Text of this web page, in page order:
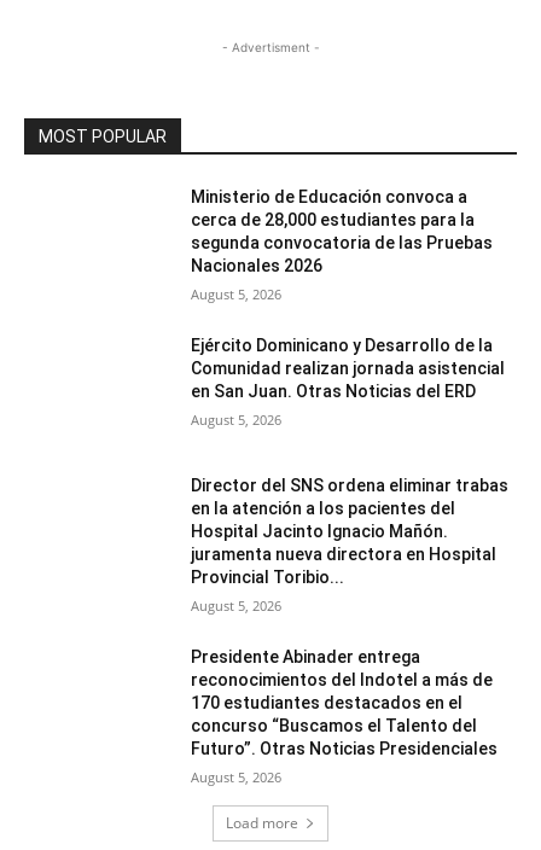
- Advertisment -
MOST POPULAR
Ministerio de Educación convoca a
cerca de 28,000 estudiantes para la
segunda convocatoria de las Pruebas
Nacionales 2026
August 5, 2026
Ejército Dominicano y Desarrollo de la
Comunidad realizan jornada asistencial
en San Juan. Otras Noticias del ERD
August 5, 2026
Director del SNS ordena eliminar trabas
en la atención a los pacientes del
Hospital Jacinto Ignacio Mañón.
juramenta nueva directora en Hospital
Provincial Toribio...
August 5, 2026
Presidente Abinader entrega
reconocimientos del Indotel a más de
170 estudiantes destacados en el
concurso “Buscamos el Talento del
Futuro”. Otras Noticias Presidenciales
August 5, 2026
Load more